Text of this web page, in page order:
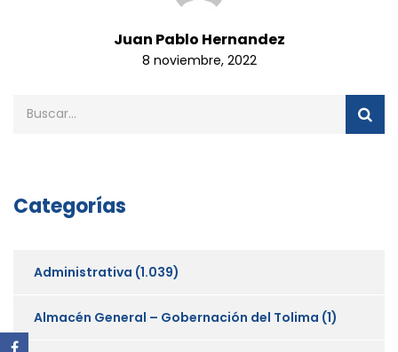
Juan Pablo Hernandez
8 noviembre, 2022
Categorías
Administrativa (1.039)
Almacén General – Gobernación del Tolima (1)